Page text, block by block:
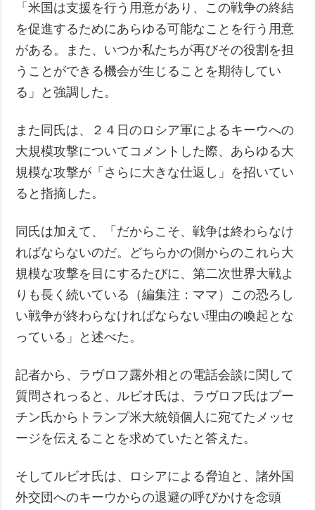
「米国は支援を行う用意があり、この戦争の終結
を促進するためにあらゆる可能なことを行う用意
がある。また、いつか私たちが再びその役割を担
うことができる機会が生じることを期待してい
る」と強調した。
また同氏は、２４日のロシア軍によるキーウへの
大規模攻撃についてコメントした際、あらゆる大
規模な攻撃が「さらに大きな仕返し」を招いてい
ると指摘した。
同氏は加えて、「だからこそ、戦争は終わらなけ
ればならないのだ。どちらかの側からのこれら大
規模な攻撃を目にするたびに、第二次世界大戦よ
りも長く続いている（編集注：ママ）この恐ろし
い戦争が終わらなければならない理由の喚起とな
っている」と述べた。
記者から、ラヴロフ露外相との電話会談に関して
質問されっると、ルビオ氏は、ラヴロフ氏はプー
チン氏からトランプ米大統領個人に宛てたメッセ
ージを伝えることを求めていたと答えた。
そしてルビオ氏は、ロシアによる脅迫と、諸外国
外交団へのキーウからの退避の呼びかけを念頭